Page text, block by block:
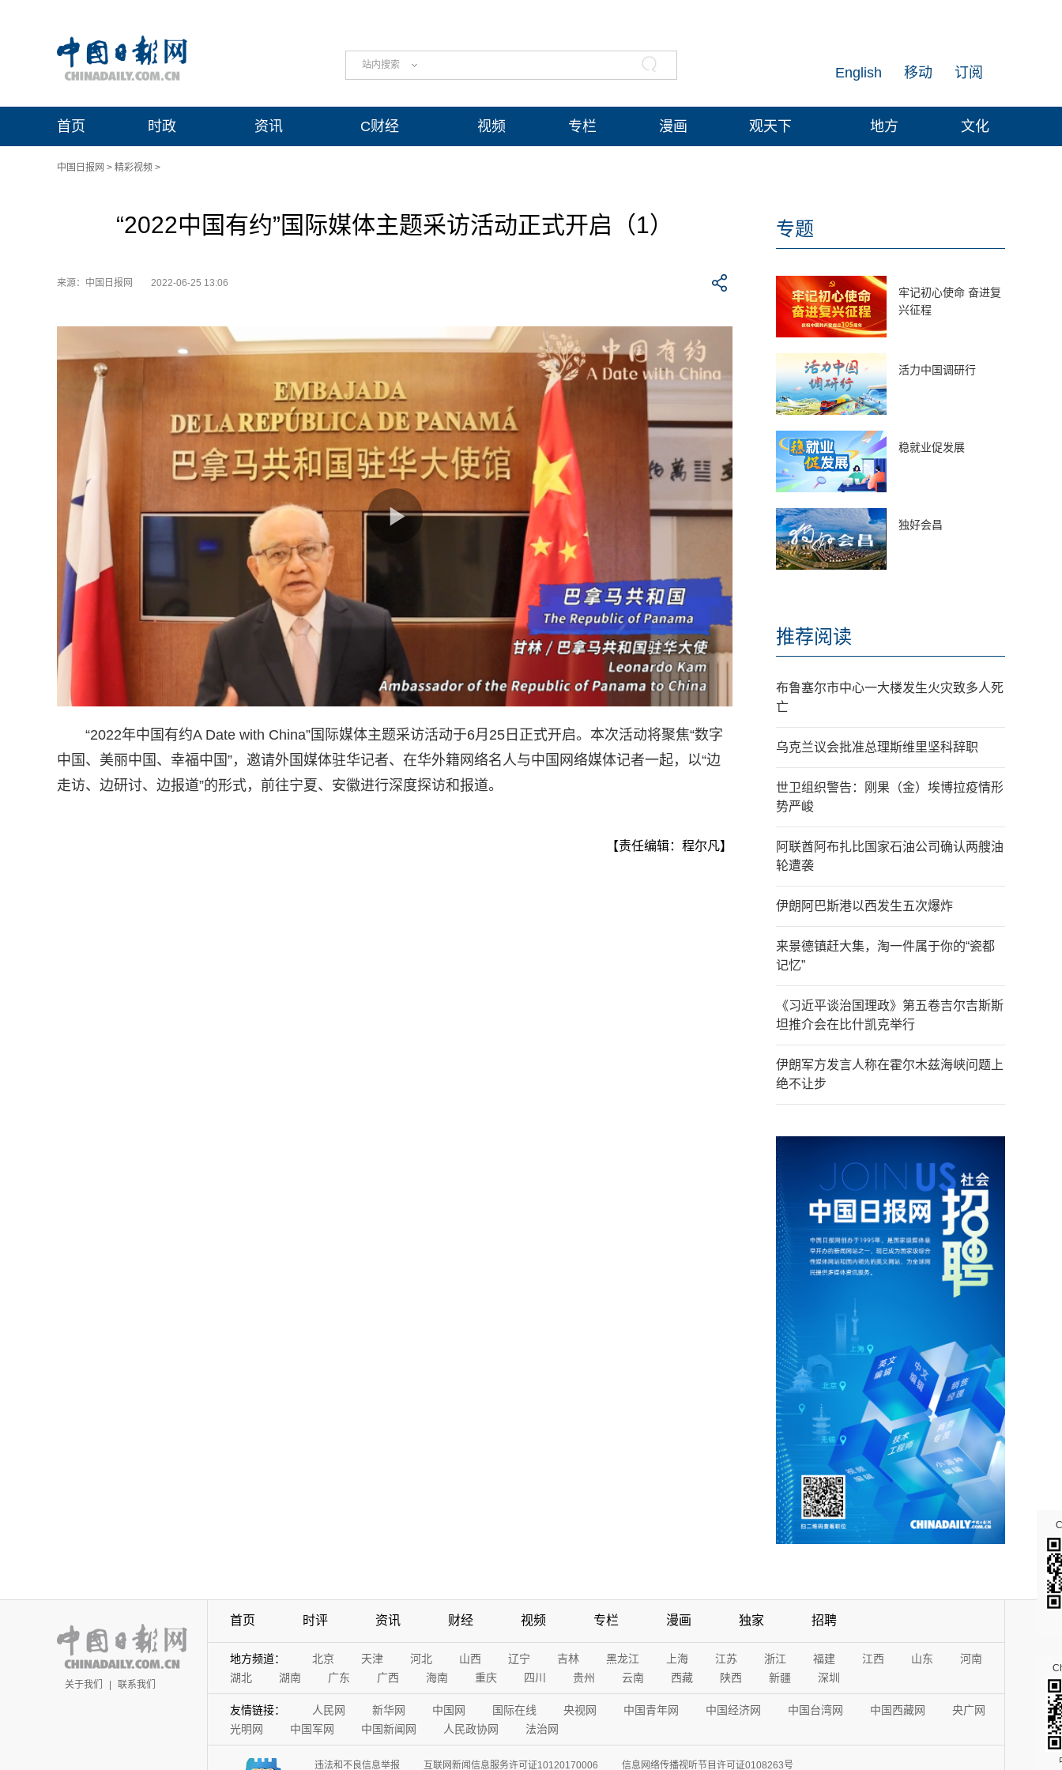
站内搜索 订阅
移动
English
首页 时政 资讯 C财经 视频 专栏 漫画 观天下 地方 文化
中国日报网 > 精彩视频 >
“2022中国有约”国际媒体主题采访活动正式开启（1）
来源：中国日报网 2022-06-25 13:06
“2022年中国有约A Date with China”国际媒体主题采访活动于6月25日正式开启。本次活动将聚焦“数字
中国、美丽中国、幸福中国”，邀请外国媒体驻华记者、在华外籍网络名人与中国网络媒体记者一起，以“边
走访、边研讨、边报道”的形式，前往宁夏、安徽进行深度探访和报道。
【责任编辑：程尔凡】
专题
牢记初心使命 奋进复
兴征程
活力中国调研行
稳就业促发展
独好会昌
推荐阅读
布鲁塞尔市中心一大楼发生火灾致多人死
亡
乌克兰议会批准总理斯维里坚科辞职
世卫组织警告：刚果（金）埃博拉疫情形
势严峻
阿联酋阿布扎比国家石油公司确认两艘油
轮遭袭
伊朗阿巴斯港以西发生五次爆炸
来景德镇赶大集，淘一件属于你的“瓷都
记忆”
《习近平谈治国理政》第五卷吉尔吉斯斯
坦推介会在比什凯克举行
伊朗军方发言人称在霍尔木兹海峡问题上
绝不让步
关于我们 | 联系我们
首页 时评 资讯 财经 视频 专栏 漫画 独家 招聘
地方频道： 北京 天津 河北 山西 辽宁 吉林 黑龙江 上海 江苏 浙江 福建 江西 山东
河南
湖北
湖南 广东 广西 海南 重庆 四川 贵州 云南 西藏 陕西 新疆 深圳
友情链接： 人民网 新华网 中国网 国际在线 央视网 中国青年网 中国经济网 中国台湾网 中国西藏网
央广网
光明网
中国军网 中国新闻网 人民政协网 法治网
违法和不良信息举报 互联网新闻信息服务许可证10120170006 信息网络传播视听节目许可证0108263号